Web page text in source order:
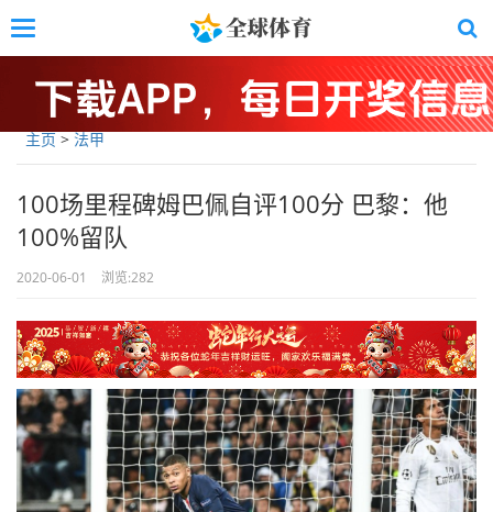
to
main
Toggle
主页>法甲
100场里程碑姆巴佩自评100分 巴黎：他
100%留队
2020-06-01 浏览:282